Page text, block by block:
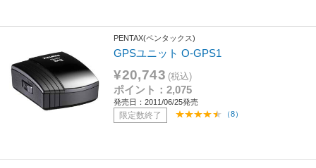
PENTAX(ペンタックス)
GPSユニット O-GPS1
¥20,743 (税込)
ポイント：2,075
発売日：2011/06/25発売
限定数終了 （8）